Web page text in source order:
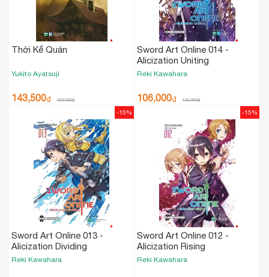
Thời Kế Quán
Yukito Ayatsuji
143,500₫ 169,000₫
Sword Art Online 014 -
Alicization Uniting
Reki Kawahara
106,000₫ 125,000₫
Sword Art Online 013 -
Alicization Dividing
Reki Kawahara
-15%
Sword Art Online 012 -
Alicization Rising
Reki Kawahara
-15%